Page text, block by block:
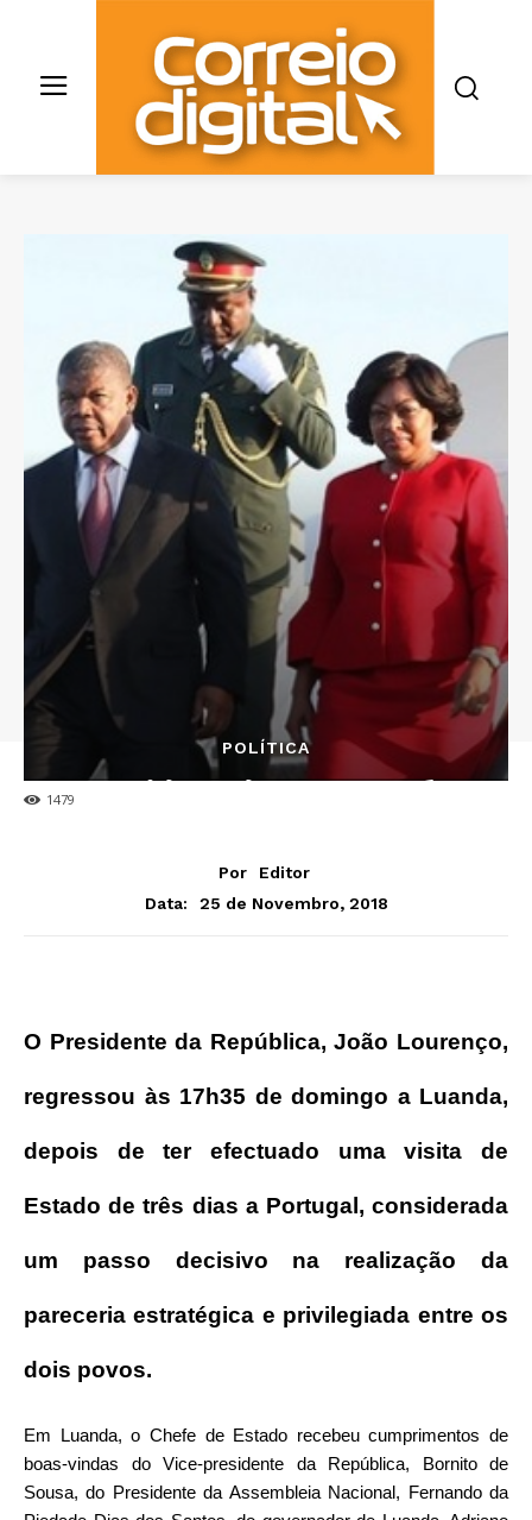
1479
POLÍTICA
JLO já está em Luanda
Por
Editor
Data:
25 de Novembro, 2018
O Presidente da República, João Lourenço,
regressou às 17h35 de domingo a Luanda,
depois de ter efectuado uma visita de
Estado de três dias a Portugal, considerada
um passo decisivo na realização da
pareceria estratégica e privilegiada entre os
dois povos.
Em Luanda, o Chefe de Estado recebeu cumprimentos de
boas-vindas do Vice-presidente da República, Bornito de
Sousa, do Presidente da Assembleia Nacional, Fernando da